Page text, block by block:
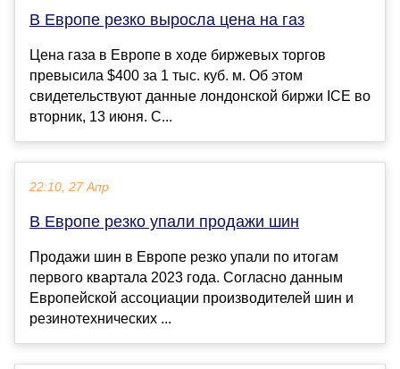
В Европе резко выросла цена на газ
Цена газа в Европе в ходе биржевых торгов
превысила $400 за 1 тыс. куб. м. Об этом
свидетельствуют данные лондонской биржи ICE во
вторник, 13 июня. С...
22:10, 27 Апр
В Европе резко упали продажи шин
Продажи шин в Европе резко упали по итогам
первого квартала 2023 года. Согласно данным
Европейской ассоциации производителей шин и
резинотехнических ...